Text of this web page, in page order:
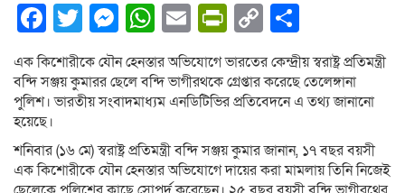
Facebook
Twitter
Messenger
WhatsApp
EmailPrintFriendly
Copy
Link
এক কিশোরীকে যৌন হেনস্তার অভিযোগে ভারতের কেন্দ্রীয় স্বরাষ্ট্র প্রতিমন্ত্রী
বন্দি সঞ্জয় কুমারর ছেলে বন্দি ভাগীরথকে গ্রেপ্তার করেছে তেলেঙ্গানা
পুলিশ। ভারতীয় সংবাদমাধ্যম এনডিটিভির প্রতিবেদনে এ তথ্য জানানো
হয়েছে।
শনিবার (১৬ মে) স্বরাষ্ট্র প্রতিমন্ত্রী বন্দি সঞ্জয় কুমার জানান, ১৭ বছর বয়সী
এক কিশোরীকে যৌন হেনস্তার অভিযোগে দায়ের করা মামলায় তিনি নিজেই